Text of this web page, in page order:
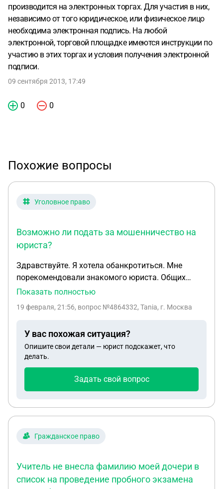
производится на электронных торгах. Для участия в них,
независимо от того юридическое, или физическое лицо
необходима электронная подпись. На любой
электронной, торговой площадке имеются инструкции по
участию в этих торгах и условия получения электронной
подписи.
09 сентября 2013, 17:49
0 0
Похожие вопросы
Уголовное право
Возможно ли подать за мошенничество на
юриста?
Здравствуйте. Я хотела обанкротиться. Мне
порекомендовали знакомого юриста. Общих
знакомых она обанкротила. Мы взяли кредит на
договора. Просто переводом. Юрист 9 мес ничего
ли подать за мошенничество на юриста?
Показать полностью
19 февраля, 21:56, вопрос №4864332, Tania, г. Москва
У вас похожая ситуация?
Опишите свои детали — юрист подскажет, что
делать.
Задать свой вопрос
Гражданское право
Учитель не внесла фамилию моей дочери в
список на проведение пробного экзамена